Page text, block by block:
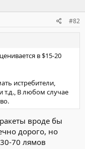
#82
в $15-20
истребители,
т.д., В любом случае
вроде бы
дорого, но
70 лямов